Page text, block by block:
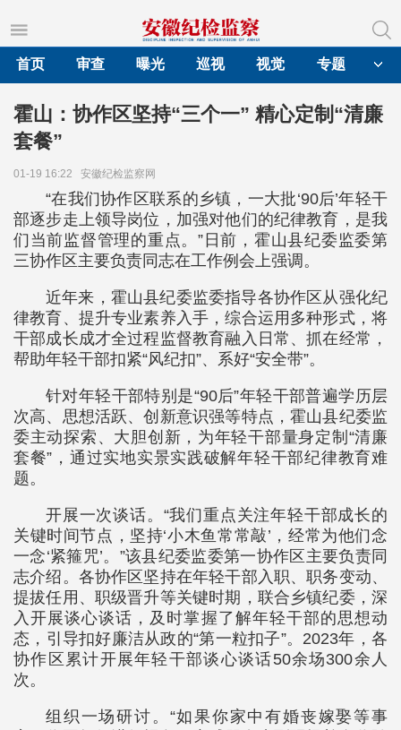
首页
审查 曝光 巡视 视觉 专题
霍山：协作区坚持“三个一” 精心定制“清廉
套餐”
01-19 16:22 安徽纪检监察网
“在我们协作区联系的乡镇，一大批‘90后’年轻干
部逐步走上领导岗位，加强对他们的纪律教育，是我
们当前监督管理的重点。”日前，霍山县纪委监委第
三协作区主要负责同志在工作例会上强调。
近年来，霍山县纪委监委指导各协作区从强化纪
律教育、提升专业素养入手，综合运用多种形式，将
干部成长成才全过程监督教育融入日常、抓在经常，
帮助年轻干部扣紧“风纪扣”、系好“安全带”。
针对年轻干部特别是“90后”年轻干部普遍学历层
次高、思想活跃、创新意识强等特点，霍山县纪委监
委主动探索、大胆创新，为年轻干部量身定制“清廉
套餐”，通过实地实景实践破解年轻干部纪律教育难
题。
开展一次谈话。“我们重点关注年轻干部成长的
关键时间节点，坚持‘小木鱼常常敲’，经常为他们念
一念‘紧箍咒’。”该县纪委监委第一协作区主要负责同
志介绍。各协作区坚持在年轻干部入职、职务变动、
提拔任用、职级晋升等关键时期，联合乡镇纪委，深
入开展谈心谈话，及时掌握了解年轻干部的思想动
态，引导扣好廉洁从政的“第一粒扣子”。2023年，各
协作区累计开展年轻干部谈心谈话50余场300余人
次。
组织一场研讨。“如果你家中有婚丧嫁娶等事